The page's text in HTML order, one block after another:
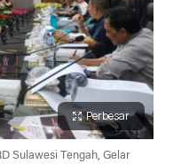
Perbesar
Sulawesi Tengah, Gelar